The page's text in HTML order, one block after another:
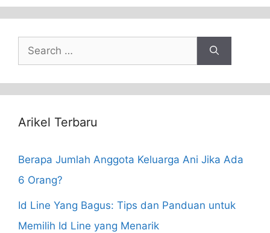
Search
for:
Arikel Terbaru
Berapa Jumlah Anggota Keluarga Ani Jika Ada
6 Orang?
Id Line Yang Bagus: Tips dan Panduan untuk
Memilih Id Line yang Menarik